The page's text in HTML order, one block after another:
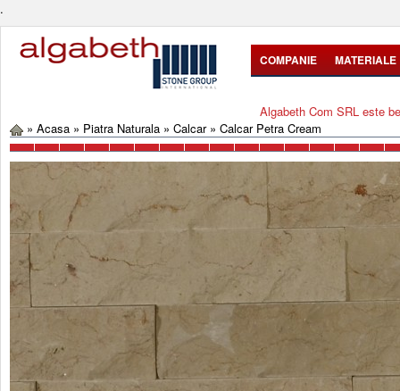
.
COMPANIE MATERIALE
Algabeth Com SRL este
» Acasa » Piatra Naturala » Calcar» Calcar Petra Cream